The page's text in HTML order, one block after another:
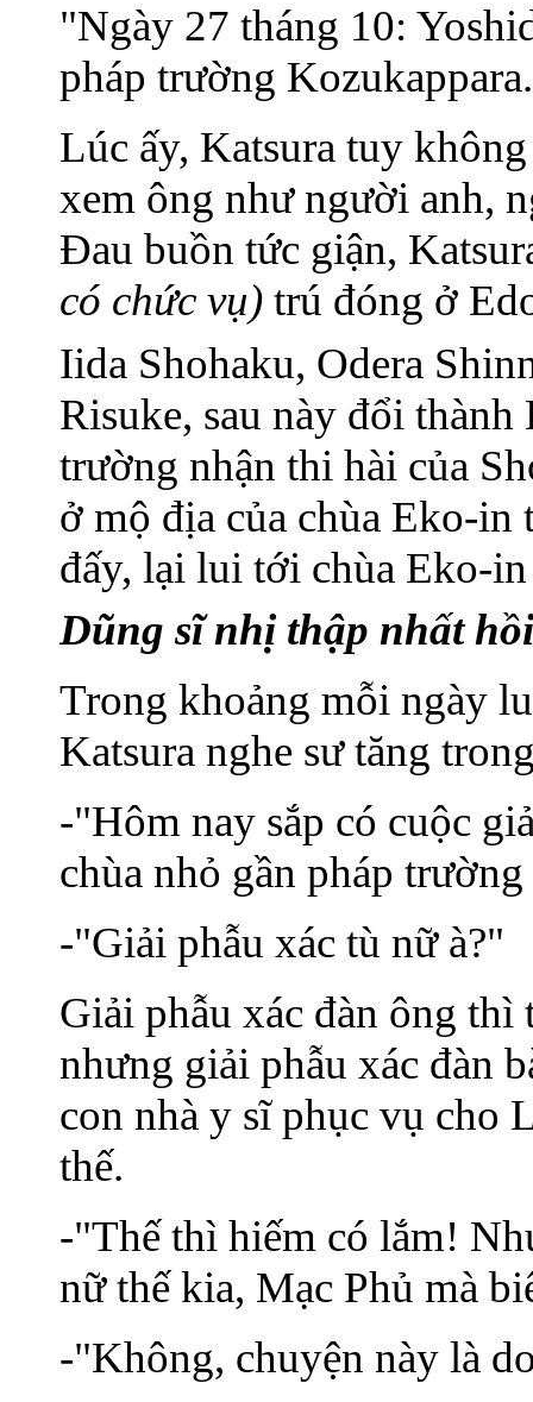
"Ngày 27 tháng 10:
pháp trường
Lúc ấy, Katsura tuy
xem ông như người anh,
Đau buồn tức giận,
có chức vụ) trú đóng ở
Iida Shohaku, Odera
Risuke, sau này đổi
trường nhận thi hài của
ở mộ địa của chùa Eko-
đấy, lại lui tới chùa Eko-
Dũng sĩ nhị thập nhất
Trong khoảng mỗi ngày
Katsura nghe sư tăng
-"Hôm nay sắp có cuộc
chùa nhỏ gần pháp
-"Giải phẫu xác tù nữ à?"
Giải phẫu xác đàn ông
nhưng giải phẫu xác đàn
con nhà y sĩ phục vụ cho
thế.
-"Thế thì hiếm có lắm!
nữ thế kia, Mạc Phủ mà
-"Không, chuyện này là